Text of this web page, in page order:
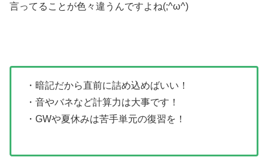
言ってることが色々違うんですよね(;^ω^)
・暗記だから直前に詰め込めばいい！
・音やバネなど計算力は大事です！
・GWや夏休みは苦手単元の復習を！